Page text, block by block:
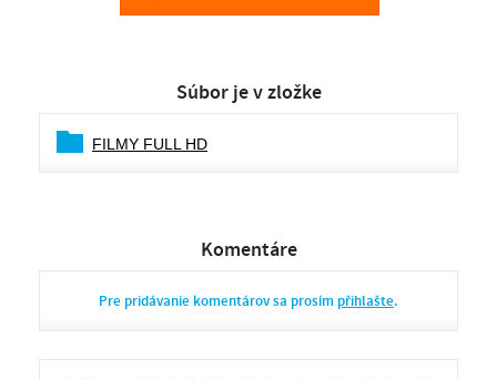
Súbor je v zložke
FILMY FULL HD
Komentáre
Pre pridávanie komentárov sa prosím přihlašte.